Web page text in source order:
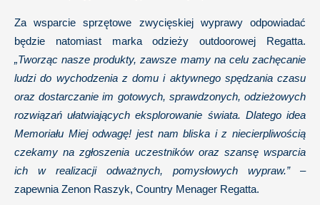
Za wsparcie sprzętowe zwycięskiej wyprawy odpowiadać
będzie natomiast marka odzieży outdoorowej Regatta.
„Tworząc nasze produkty, zawsze mamy na celu zachęcanie
ludzi do wychodzenia z domu i aktywnego spędzania czasu
oraz dostarczanie im gotowych, sprawdzonych, odzieżowych
rozwiązań ułatwiających eksplorowanie świata. Dlatego idea
Memoriału Miej odwagę! jest nam bliska i z niecierpliwością
czekamy na zgłoszenia uczestników oraz szansę wsparcia
ich w realizacji odważnych, pomysłowych wypraw.”–
zapewnia Zenon Raszyk, Country Menager Regatta.